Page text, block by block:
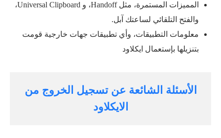
المميزات المستمرة، مثل Handoff، و Universal Clipboard،
والفتح التلقائي لساعتك آبل.
معلومات التطبيقات، وأي تطبيقات جهات خارجية قومت
بتنزيلها بإستعمال ايكلاود
الأسئلة الشائعة عن تسجيل الخروج من
الايكلاود